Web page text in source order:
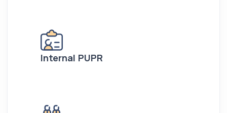
Internal PUPR